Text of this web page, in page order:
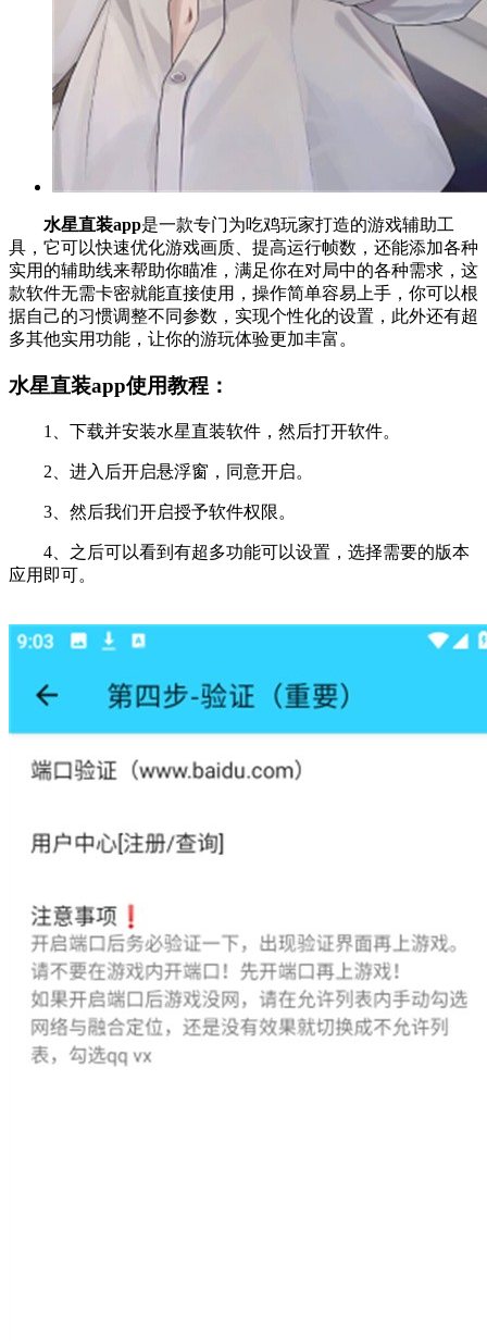
水星直装app是一款专门为吃鸡玩家打造的游戏辅助工
具，它可以快速优化游戏画质、提高运行帧数，还能添加各种
实用的辅助线来帮助你瞄准，满足你在对局中的各种需求，这
款软件无需卡密就能直接使用，操作简单容易上手，你可以根
据自己的习惯调整不同参数，实现个性化的设置，此外还有超
多其他实用功能，让你的游玩体验更加丰富。
水星直装app使用教程：
1、下载并安装水星直装软件，然后打开软件。
2、进入后开启悬浮窗，同意开启。
3、然后我们开启授予软件权限。
4、之后可以看到有超多功能可以设置，选择需要的版本
应用即可。